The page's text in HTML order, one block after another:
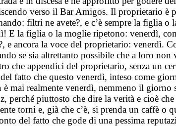
verso il Bar Amigos. Il proprietario è
filtri ne avete?, e c’è sempre la figlia o
la figlia o la moglie ripetono: venerdì,
e ancora la voce del proprietario: venerdì.
se sia altrettanto possibile che a loro
che appendici del proprietario, senza un
fatto che questo venerdì, inteso come
realmente venerdì, nemmeno il giorno
piuttosto che dire la verità e cioè
torni e, già che c’è, si prenda un caffè o
del fatto che gode di una pessima